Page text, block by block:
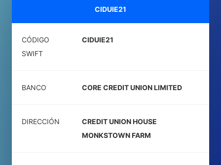
CIDUIE21
CÓDIGO
SWIFT
CIDUIE21
BANCO CORE CREDIT UNION LIMITED
DIRECCIÓN
CREDIT UNION HOUSE
MONKSTOWN FARM